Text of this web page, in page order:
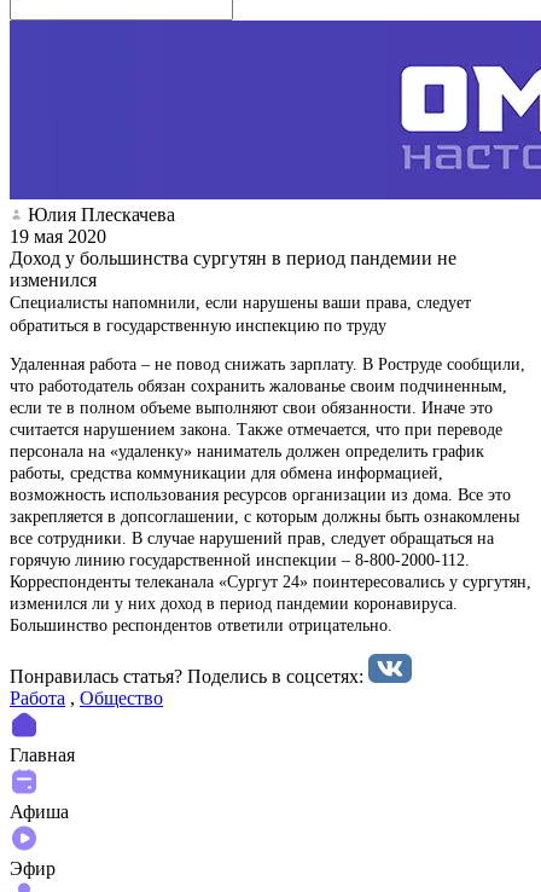
Юлия Плескачева
19 мая 2020
Доход у большинства сургутян в период пандемии не
изменился
Специалисты напомнили, если нарушены ваши права, следует
обратиться в государственную инспекцию по труду
Удаленная работа – не повод снижать зарплату. В Роструде сообщили,
что работодатель обязан сохранить жалованье своим подчиненным,
если те в полном объеме выполняют свои обязанности. Иначе это
считается нарушением закона. Также отмечается, что при переводе
персонала на «удаленку» наниматель должен определить график
работы, средства коммуникации для обмена информацией,
возможность использования ресурсов организации из дома. Все это
закрепляется в допсоглашении, с которым должны быть ознакомлены
все сотрудники. В случае нарушений прав, следует обращаться на
горячую линию государственной инспекции – 8-800-2000-112.
Корреспонденты телеканала «Сургут 24» поинтересовались у сургутян,
изменился ли у них доход в период пандемии коронавируса.
Большинство респондентов ответили отрицательно.
Понравилась статья? Поделиcь в соцсетях:
Работа , Общество
Главная
Афиша
Эфир